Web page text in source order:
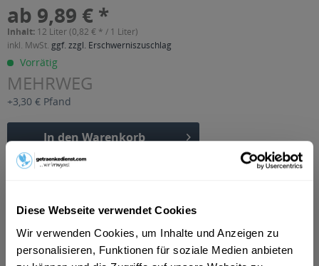
Diese Webseite verwendet Cookies
Wir verwenden Cookies, um Inhalte und Anzeigen zu
personalisieren, Funktionen für soziale Medien anbieten
ab 9,89 € *
Inhalt: 12 Liter (0,82 € * / 1 Liter)
inkl. MwSt. ggf. zzgl. Erschwerniszuschlag
Vorrätig
MEHRWEG
+3,30 € Pfand
In denWarenkorb
Artikel-Nr.:
Beschreibung
mehr
"Bad Liebenwerda Zitronenlimonade 12 x 1l"